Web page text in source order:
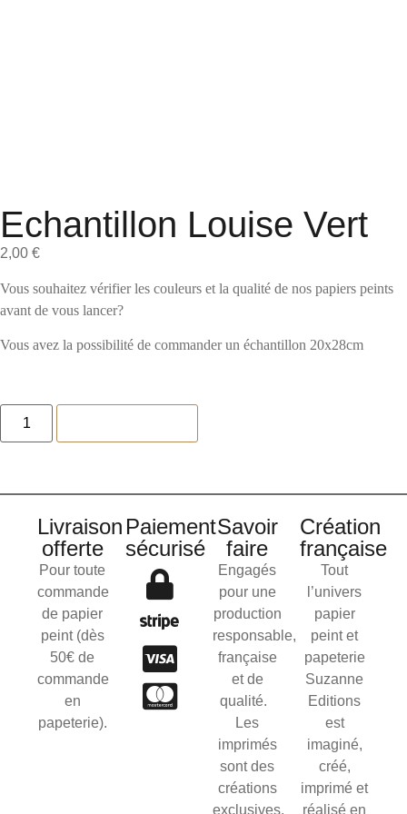
Echantillon Louise Vert
2,00 €
Vous souhaitez vérifier les couleurs et la qualité de nos papiers peints
avant de vous lancer?
Vous avez la possibilité de commander un échantillon 20x28cm
Livraison
offerte
Pour toute
commande
de papier
peint (dès
50€ de
commande
en
papeterie).
Paiement
sécurisé
Savoir
faire
Engagés
pour une
production
responsable,
française
et de
qualité.
Les
imprimés
sont des
créations
exclusives.
Création
française
Tout
l’univers
papier
peint et
papeterie
Suzanne
Editions
est
imaginé,
créé,
imprimé et
réalisé en